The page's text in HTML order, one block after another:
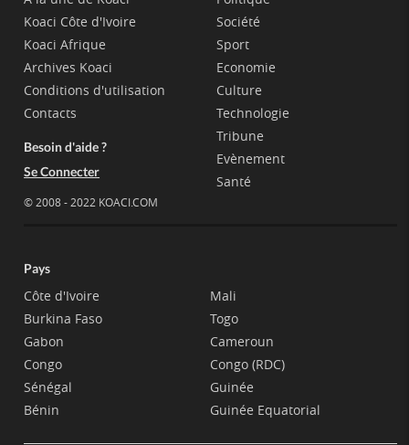
Koaci Côte d'Ivoire
Koaci Afrique
Archives Koaci
Conditions d'utilisation
Contacts
Besoin d'aide ?
Se Connecter
© 2008 - 2022 KOACI.COM
Société
Sport
Economie
Culture
Technologie
Tribune
Evènement
Santé
Pays
Côte d'Ivoire
Burkina Faso
Gabon
Congo
Sénégal
Bénin
Mali
Togo
Cameroun
Congo (RDC)
Guinée
Guinée Equatorial